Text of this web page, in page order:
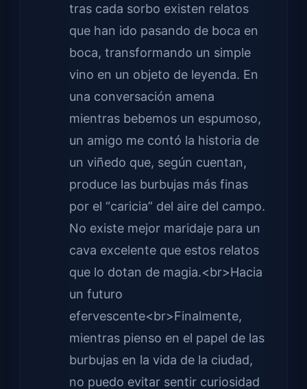
tras cada sorbo existen relatos
que han ido pasando de boca en
boca, transformando un simple
vino en un objeto de leyenda. En
una conversación amena
mientras bebemos un espumoso,
un amigo me contó la historia de
un viñedo que, según cuentan,
produce las burbujas más finas
por el “caricia” del aire del campo.
No existe mejor maridaje para un
cava excelente que estos relatos
que lo dotan de magia.<br>Hacia
un futuro
efervescente<br>Finalmente,
mientras pienso en el papel de las
burbujas en la vida de la ciudad,
no puedo evitar sentir curiosidad